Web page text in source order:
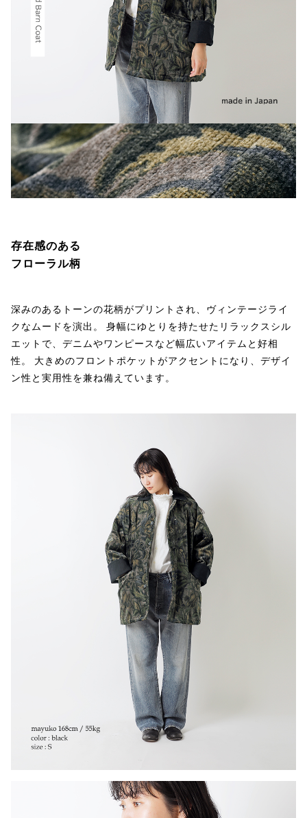
存在感のある
フローラル柄
深みのあるトーンの花柄がプリントされ、ヴィンテージライ
クなムードを演出。 身幅にゆとりを持たせたリラックスシル
エットで、デニムやワンピースなど幅広いアイテムと好相
性。 大きめのフロントポケットがアクセントになり、デザイ
ン性と実用性を兼ね備えています。